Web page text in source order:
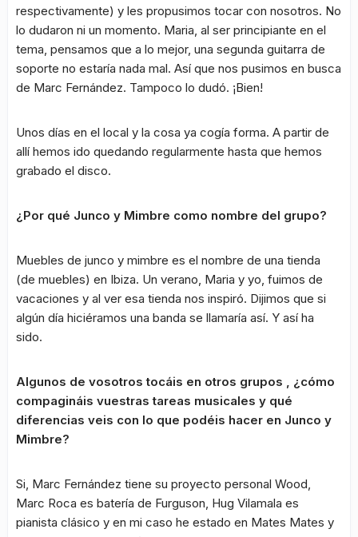
respectivamente) y les propusimos tocar con nosotros. No
lo dudaron ni un momento. Maria, al ser principiante en el
tema, pensamos que a lo mejor, una segunda guitarra de
soporte no estaría nada mal. Así que nos pusimos en busca
de Marc Fernández. Tampoco lo dudó. ¡Bien!
Unos días en el local y la cosa ya cogía forma. A partir de
allí hemos ido quedando regularmente hasta que hemos
grabado el disco.
¿Por qué Junco y Mimbre como nombre del grupo?
Muebles de junco y mimbre es el nombre de una tienda
(de muebles) en Ibiza. Un verano, Maria y yo, fuimos de
vacaciones y al ver esa tienda nos inspiró. Dijimos que si
algún día hiciéramos una banda se llamaría así. Y así ha
sido.
Algunos de vosotros tocáis en otros grupos , ¿cómo
compagináis vuestras tareas musicales y qué
diferencias veis con lo que podéis hacer en Junco y
Mimbre?
Si, Marc Fernández tiene su proyecto personal Wood,
Marc Roca es batería de Furguson, Hug Vilamala es
pianista clásico y en mi caso he estado en Mates Mates y